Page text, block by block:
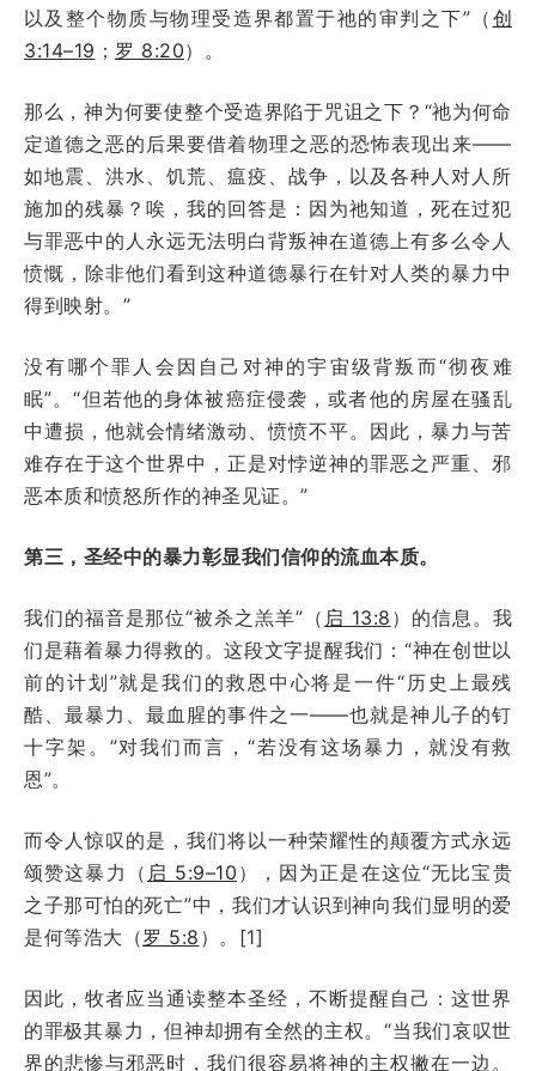
以及整个物质与物理受造界都置于祂的审判之下”（ 创
3:14–19 ； 罗 8:20）。
那么，神为何要使整个受造界陷于咒诅之下？“祂为何命
定道德之恶的后果要借着物理之恶的恐怖表现出来——
如地震、洪水、饥荒、瘟疫、战争，以及各种人对人所
施加的残暴？唉，我的回答是：因为祂知道，死在过犯
与罪恶中的人永远无法明白背叛神在道德上有多么令人
愤慨，除非他们看到这种道德暴行在针对人类的暴力中
得到映射。”
没有哪个罪人会因自己对神的宇宙级背叛而“彻夜难
眠”。“但若他的身体被癌症侵袭，或者他的房屋在骚乱
中遭损，他就会情绪激动、愤愤不平。因此，暴力与苦
难存在于这个世界中，正是对悖逆神的罪恶之严重、邪
恶本质和愤怒所作的神圣见证。”
第三，圣经中的暴力彰显我们信仰的流血本质。
我们的福音是那位“被杀之羔羊”（ 启 13:8 ）的信息。我
们是藉着暴力得救的。这段文字提醒我们：“神在创世以
前的计划”就是我们的救恩中心将是一件“历史上最残
酷、最暴力、最血腥的事件之一——也就是神儿子的钉
十字架。”对我们而言，“若没有这场暴力，就没有救
恩”。
而令人惊叹的是，我们将以一种荣耀性的颠覆方式永远
颂赞这暴力（ 启 5:9–10 ），因为正是在这位“无比宝贵
之子那可怕的死亡”中，我们才认识到神向我们显明的爱
是何等浩大（罗 5:8 ）。[1]
因此，牧者应当通读整本圣经，不断提醒自己：这世界
的罪极其暴力，但神却拥有全然的主权。“当我们哀叹世
界的悲惨与邪恶时，我们很容易将神的主权撇在一边。